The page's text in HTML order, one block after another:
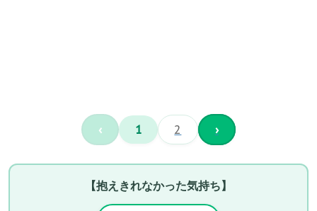
‹ 1 2 ›
【抱えきれなかった気持ち】